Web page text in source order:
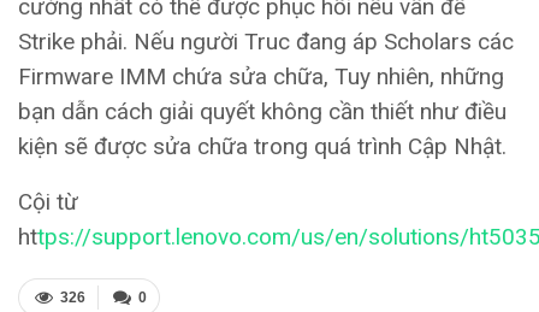
cường nhất có thể được phục hồi nếu vấn đề
Strike phải. Nếu người Truc đang áp Scholars các
Firmware IMM chứa sửa chữa, Tuy nhiên, những
bạn dẫn cách giải quyết không cần thiết như điều
kiện sẽ được sửa chữa trong quá trình Cập Nhật.
Cội từ
https://support.lenovo.com/us/en/solutions/
0
326